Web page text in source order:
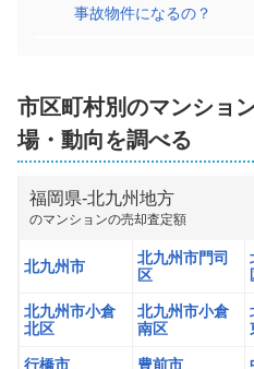
事故物件になるの？
市区町村別のマンショ
場・動向を調べる
福岡県-北九州地方
のマンションの売却査定額
北九州市
北九州市門司
区
北九州市小倉
北区
北九州市小倉
南区
行橋市 豊前市